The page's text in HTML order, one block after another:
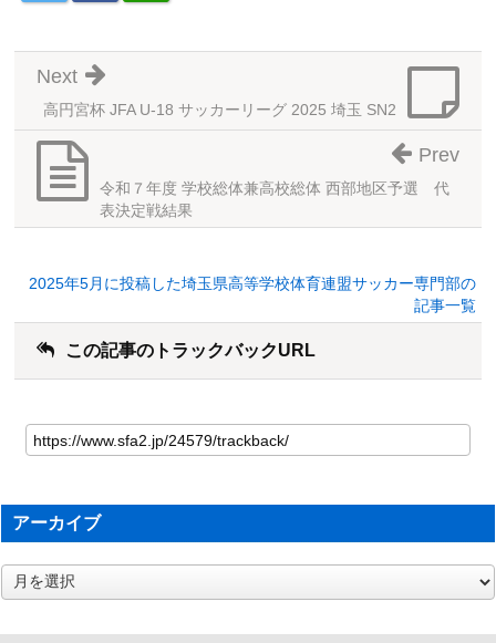
高円宮杯 JFA U-18 サッカーリーグ 2025 埼玉 SN2
Next
令和７年度 学校総体兼高校総体 西部地区予選 代
表決定戦結果
Prev
2025年5月に投稿した埼玉県高等学校体育連盟サッカー専門部の
記事一覧
この記事のトラックバックURL
アーカイブ
ア
ー